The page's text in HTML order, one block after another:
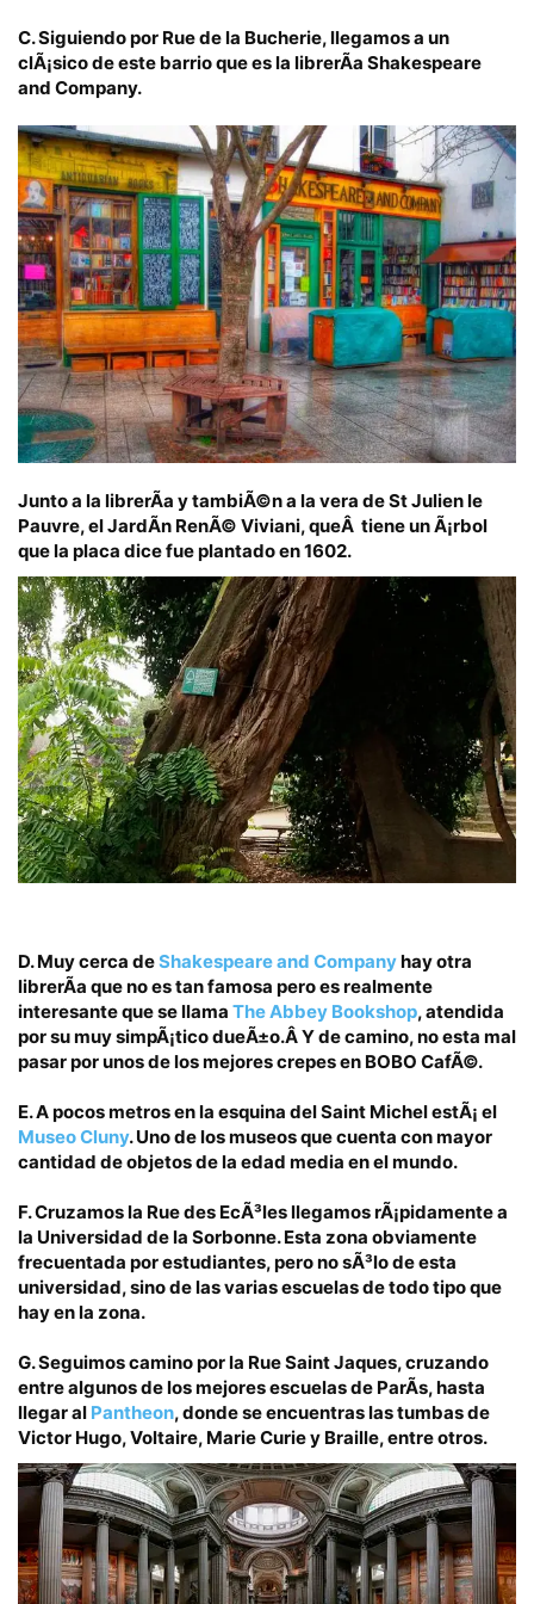
C.Siguiendo por Rue de la Bucherie,llegamos a un
clÃ¡sico de este barrio que es la librerÃ­a Shakespeare
and Company.
Junto a la librerÃ­a y tambiÃ©n a la vera de St Julien le
Pauvre, elJardÃ­n RenÃ© Viviani, queÂ tiene un Ã¡rbol
que la placa dice fue plantado en1602.
D.Muy cerca deShakespeare and Companyhay otra
librerÃ­a que no es tan famosa pero es realmente
interesante que se llama The Abbey Bookshop, atendida
por su muy simpÃ¡tico dueÃ±o.Â Y de camino, no esta mal
pasar por unos de los mejores crepes en BOBO CafÃ©.
E.A pocos metros en la esquina del Saint MichelestÃ¡ el
Museo Cluny. Uno de los museos que cuenta con mayor
cantidad de objetos de la edad media en el mundo.
F.Cruzamos la Rue des EcÃ³lesllegamos rÃ¡pidamente a
la Universidad de la Sorbonne. Esta zona obviamente
frecuentada por estudiantes, pero no sÃ³lo de esta
universidad, sino de las varias escuelas de todo tipo que
hay en la zona.
G.Seguimos camino por la Rue Saint Jaques, cruzando
entre algunos de los mejores escuelas de ParÃ­s, hasta
llegar al Pantheon,donde se encuentras las tumbas de
Victor Hugo, Voltaire, Marie Curie y Braille, entre otros.